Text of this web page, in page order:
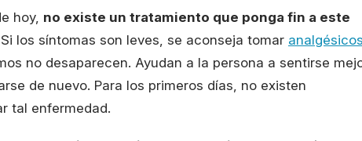
hoy, no existe un tratamiento que ponga fin a este
los síntomas son leves, se aconseja tomar
no desaparecen. Ayudan a la persona a sentirse
de nuevo. Para los primeros días, no existen
tal enfermedad.